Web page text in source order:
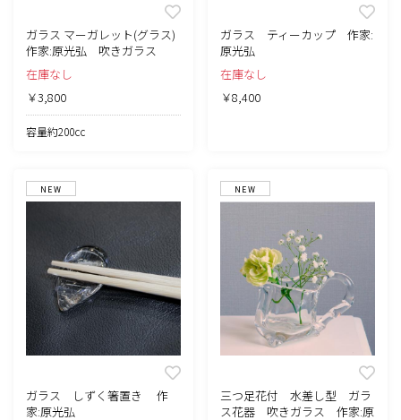
ガラス マーガレット(グラス)
作家:原光弘 吹きガラス
在庫なし
￥3,800
容量約200cc
ガラス ティーカップ 作家:
原光弘
在庫なし
￥8,400
NEW
ガラス しずく箸置き 作
家:原光弘
NEW
三つ足花付 水差し型 ガラ
ス花器 吹きガラス 作家:原